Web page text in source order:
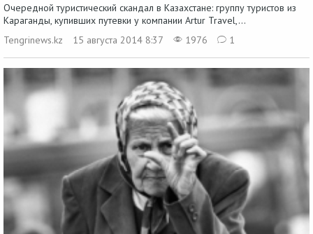
Очередной туристический скандал в Казахстане: группу туристов из
Караганды, купивших путевки у компании Artur Travel,...
Tengrinews.kz
15 августа 2014 8:37 1976 1